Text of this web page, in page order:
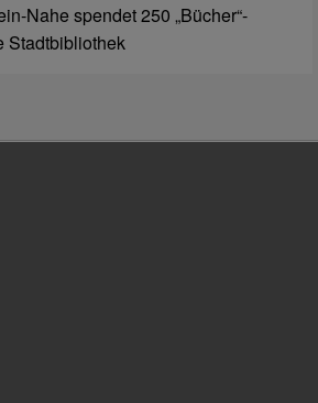
Nahe spendet 250 „Bücher“-
Stadtbibliothek